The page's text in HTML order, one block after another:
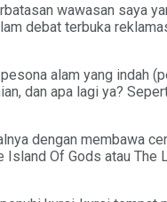
wawasan saya
debat terbuka
alam yang indah
dan apa lagi ya?
dengan membawa
Of Gods atau